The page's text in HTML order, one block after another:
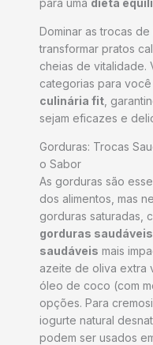
Dominar as trocas
transformar pratos
cheias de vitalidade.
categorias para
culinária fit ,
sejam eficazes e
Gorduras: Trocas
o Sabor
As gorduras são
dos alimentos, mas
gorduras saturadas,
gorduras saudáveis
saudáveis mais
azeite de oliva extra
óleo de coco (com
opções. Para
iogurte natural
podem ser usados